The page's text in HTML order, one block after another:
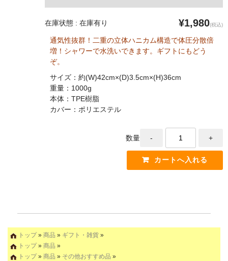
在庫状態 : 在庫有り ¥1,980(税込)
通気性抜群！二重の立体ハニカム構造で体圧分散倍
増！シャワーで水洗いできます。ギフトにもどう
ぞ。
サイズ：約(W)42cm×(D)3.5cm×(H)36cm
重量：1000g
本体：TPE樹脂
カバー：ポリエステル
数量
トップ» 商品 » ギフト・雑貨 »
トップ» 商品 »
トップ» 商品 » その他おすすめ品 »